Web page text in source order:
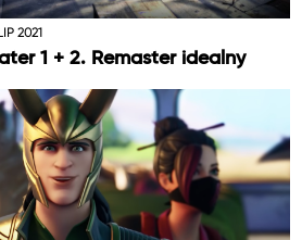
2021
1 + 2. Remaster idealny